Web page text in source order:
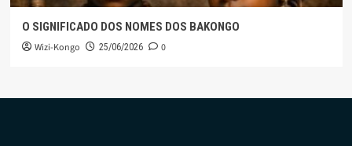
O SIGNIFICADO DOS NOMES DOS BAKONGO
Wizi-Kongo 25/06/2026 0